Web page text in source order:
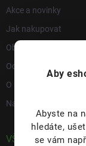
Aby
Abyste na
hledáte,
se vám
Akce a novinky
Jak nakupovat
Obchodní podmínky
Ochrana osobních
O nás
Napište nám
VŠE O NÁS